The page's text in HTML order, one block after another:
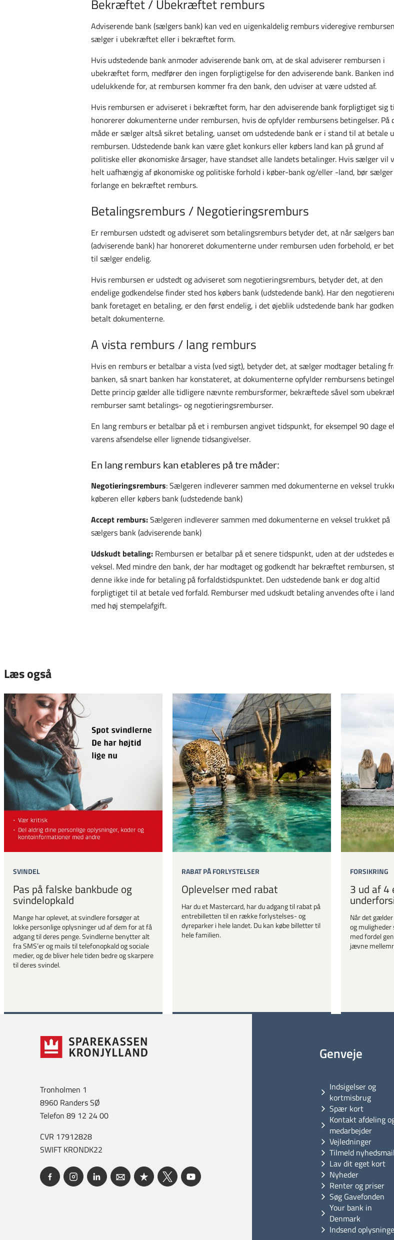
Bekræftet / Ubekræftet remburs
Adviserende bank (sælgers bank) kan ved en uigenkaldelig remburs videregive
sælger i ubekræftet eller i bekræftet form.
Hvis udstedende bank anmoder adviserende bank om, at de skal adviserer rembursen i
ubekræftet form, medfører den ingen forpligtigelse for den adviserende bank. Banken
udelukkende for, at rembursen kommer fra den bank, den udviser at være udsted af.
Hvis rembursen er adviseret i bekræftet form, har den adviserende bank forpligtiget sig
honorerer dokumenterne under rembursen, hvis de opfylder rembursens betingelser. På
måde er sælger altså sikret betaling, uanset om udstedende bank er i stand til at betale
rembursen. Udstedende bank kan være gået konkurs eller købers land kan på grund af
politiske eller økonomiske årsager, have standset alle landets betalinger. Hvis sælger vil
helt uafhængig af økonomiske og politiske forhold i køber-bank og/eller -land, bør sælger
forlange en bekræftet remburs.
Betalingsremburs / Negotieringsremburs
Er rembursen udstedt og adviseret som betalingsremburs betyder det, at når sælgers
(adviserende bank) har honoreret dokumenterne under rembursen uden forbehold, er
til sælger endelig.
Hvis rembursen er udstedt og adviseret som negotieringsremburs, betyder det, at den
endelige godkendelse finder sted hos købers bank (udstedende bank). Har den
bank foretaget en betaling, er den først endelig, i det øjeblik udstedende bank har
betalt dokumenterne.
A vista remburs / lang remburs
Hvis en remburs er betalbar a vista (ved sigt), betyder det, at sælger modtager betaling
banken, så snart banken har konstateret, at dokumenterne opfylder rembursens
Dette princip gælder alle tidligere nævnte rembursformer, bekræftede såvel som
remburser samt betalings- og negotieringsremburser.
En lang remburs er betalbar på et i rembursen angivet tidspunkt, for eksempel 90 dage
varens afsendelse eller lignende tidsangivelser.
En lang remburs kan etableres på tre måder:
Negotieringsremburs: Sælgeren indleverer sammen med dokumenterne en veksel
køberen eller købers bank (udstedende bank)
Accept remburs:Sælgeren indleverer sammen med dokumenterne en veksel trukket på
sælgers bank (adviserende bank)
Udskudt betaling: Rembursen er betalbar på et senere tidspunkt, uden at der udstedes
veksel. Med mindre den bank, der har modtaget og godkendt har bekræftet rembursen,
denne ikke inde for betaling på forfaldstidspunktet. Den udstedende bank er dog altid
forpligtiget til at betale ved forfald. Remburser med udskudt betaling anvendes ofte i
med høj stempelafgift.
Læs også
SVINDEL
Pas på falske bankbude og
svindelopkald
Mange har oplevet, at svindlere forsøger at
lokke personlige oplysninger ud af dem for at få
adgang til deres penge. Svindlerne benytter alt
fra SMS’er og mails til telefonopkald og sociale
medier, og de bliver hele tiden bedre og skarpere
til deres svindel.
RABAT PÅ FORLYSTELSER
Oplevelser med rabat
Har du et Mastercard, har du adgang til rabat på
entrebilletten til en række forlystelses- og
dyreparker i hele landet. Du kan købe billetter til
hele familien.
FORSIKRING
3 ud af 4
Når det
og
med fordel
jævne
Genveje
Indsigelser og
kortmisbrug
Spær kort
Kontakt afdeling
medarbejder
Vejledninger
Tilmeld nyhedsmail
Lav dit eget kort
Nyheder
Renter og priser
Søg Gavefonden
Your bank in
Denmark
Indsend
Tronholmen 1
8960 Randers SØ
Telefon 89 12 24 00
CVR 17912828
SWIFT KRONDK22